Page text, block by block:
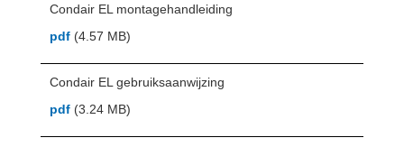
Condair EL montagehandleiding
pdf (4.57 MB)
Condair EL gebruiksaanwijzing
pdf (3.24 MB)